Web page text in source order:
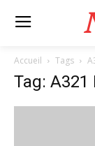
Accueil Tags
Tag: A321